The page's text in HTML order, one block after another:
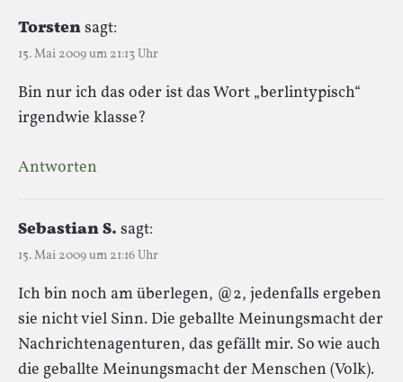
Torstensagt:
15. Mai 2009 um 21:13 Uhr
Bin nur ich das oder ist das Wort „berlintypisch“
irgendwie klasse?
Antworten
Sebastian S. sagt:
15. Mai 2009 um 21:16 Uhr
Ich bin noch am überlegen, @2, jedenfalls ergeben
sie nicht viel Sinn. Die geballte Meinungsmacht der
Nachrichtenagenturen, das gefällt mir. So wie auch
die geballte Meinungsmacht der Menschen (Volk).